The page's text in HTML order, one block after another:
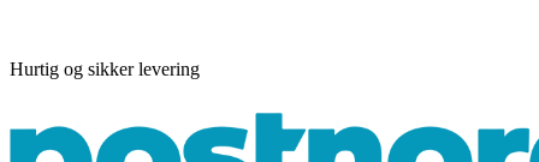
Hurtig og sikker levering